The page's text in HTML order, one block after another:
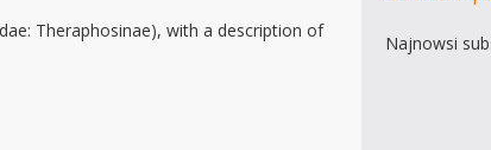
Theraphosinae), with a description of
Najnowsi